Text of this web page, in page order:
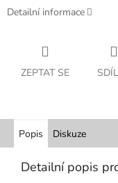
Detailní informace
ZEPTAT SE
Popis Diskuze
Detailní popis